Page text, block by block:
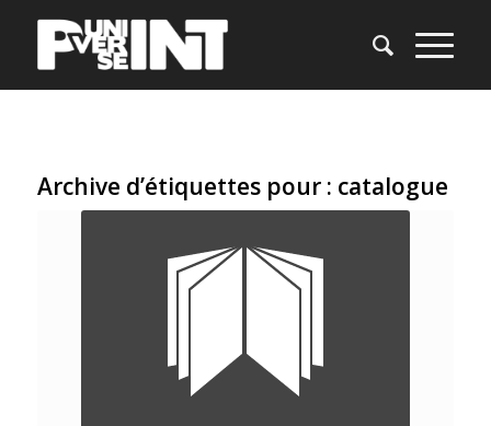
Archive d’étiquettes pour : catalogue